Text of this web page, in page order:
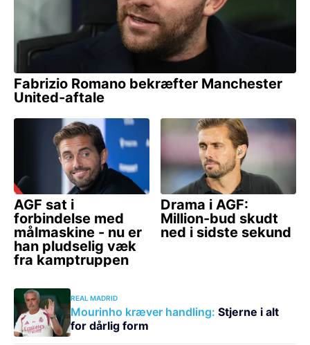
REAL MADRID
Mourinho kræver handling: Stjerne i alt
for dårlig form